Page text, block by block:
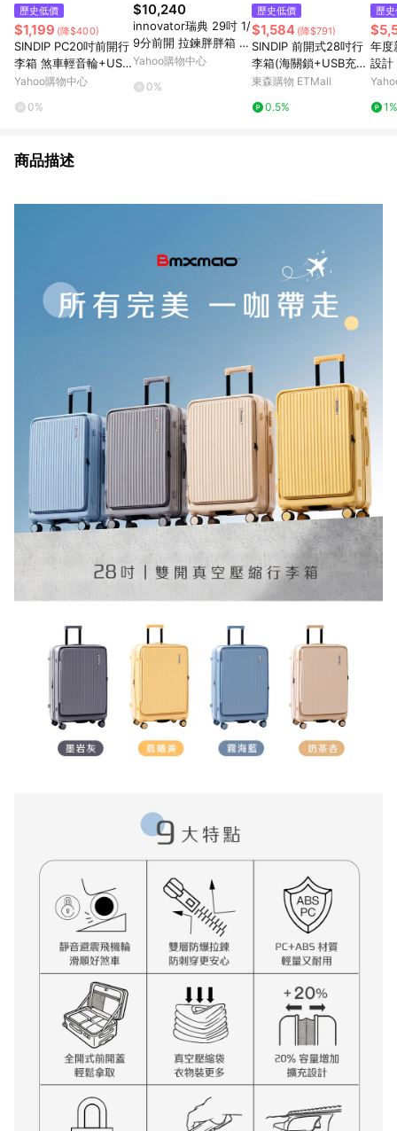
歷史低價
$1,199 (降$400)
SINDIP PC20吋前開行
李箱 煞車輕音輪+USB
充電+防爆拉鍊+海關
吋行李箱
Yahoo購物中心
0%
$10,240
innovator瑞典 29吋 1/
9分前開 拉鍊胖胖箱 可
擴充煞車輪設計 PC 日
箱-多色 INV750
Yahoo購物中心
0%
歷史低價
$1,584 (降$791)
SINDIP 前開式28吋行
李箱(海關鎖+USB充電
+可加大+煞車輕音輪
東森購物 ETMall
0.5%
歷
年度
設計
avel
爆1%
商品描述